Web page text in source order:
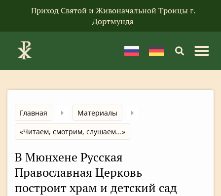
Приход Святой и Живоначальной Троицы г.
Дортмунда
Главная
Материалы
«Читаем, смотрим, слушаем...»
В Мюнхене Русская
Православная Церковь
построит храм и детский сад